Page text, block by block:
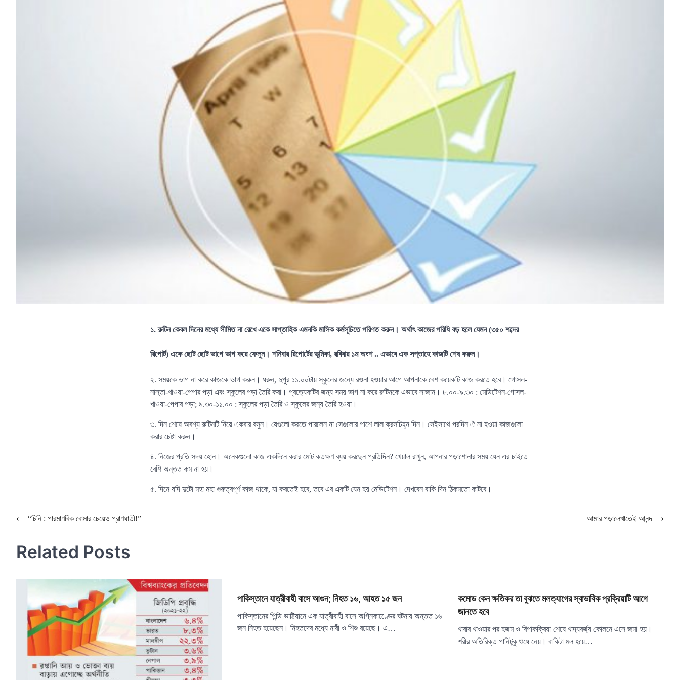
১. রুটিন কেবল দিনের মধ্যে সীমিত না রেখে একে সাপ্তাহিক এমনকি মাসিক কর্মসূচিতে পরিণত করুন। অর্থাৎ কাজের পরিধি বড় হলে যেমন (৩৫০ শব্দের
রিপোর্ট) একে ছোট ছোট ভাগে ভাগ করে ফেলুন। শনিবার রিপোর্টের ভূমিকা, রবিবার ১ম অংশ .. এভাবে এক সপ্তাহে কাজটি শেষ করুন।
২. সময়কে ভাগ না করে কাজকে ভাগ করুন। ধরুন, দুপুর ১১.০০টায় স্কুলের জন্যে রওনা হওয়ার আগে আপনাকে বেশ কয়েকটি কাজ করতে হবে। গোসল-
নাস্তা-খাওয়া-পেপার পড়া এবং স্কুলের পড়া তৈরি করা। প্রত্যেকটির জন্য সময় ভাগ না করে রুটিনকে এভাবে সাজান। ৮.০০-৯.৩০ : মেডিটেশন-গোসল-
খাওয়া-পেপার পড়া; ৯.৩০-১১.০০ : স্কুলের পড়া তৈরি ও স্কুলের জন্য তৈরি হওয়া।
৩. দিন শেষে অবশ্য রুটিনটি নিয়ে একবার বসুন। যেগুলো করতে পারলেন না সেগুলোর পাশে লাল ক্রসচিহ্ন দিন। সেইসাথে পরদিন ঐ না হওয়া কাজগুলো
করার চেষ্টা করুন।
৪. নিজের প্রতি সদয় হোন। অনেকগুলো কাজ একদিনে করার মোট কতক্ষণ ব্যয় করছেন প্রতিদিন? খেয়াল রাখুন, আপনার পড়াশোনার সময় যেন এর চাইতে
বেশি অন্তত কম না হয়।
৫. দিনে যদি দুটো মহা মহা গুরুত্বপূর্ণ কাজ থাকে, যা করতেই হবে, তবে এর একটি যেন হয় মেডিটেশন। দেখবেন বাকি দিন ঠিকমতো কাটবে।
Post
⟵“চিনি : পারমাণবিক বোমার চেয়েও প্রাণঘাতী!” আমার পড়ালেখাতেই আনন্দ⟶
Related Posts
পাকিস্তানে যাত্রীবাহী বাসে আগুন; নিহত ১৬, আহত ১৫ জন
পাকিস্তানের পিন্ডি ভাট্টিয়ানে এক যাত্রীবাহী বাসে অগ্নিকাণ্ডেের ঘটনায় অন্তত ১৬
জন নিহত হয়েছেন। নিহতদের মধ্যে নারী ও শিশু রয়েছে। এ…
কমোড কেন ক্ষতিকর তা বুঝতে মলত্যাগের স্বাভাবিক প্রক্রিয়াটি আগে
জানতে হবে
খাবার খাওয়ার পর হজম ও বিপাকক্রিয়া শেষে খাদ্যবর্জ্য কোলনে এসে জমা হয়।
শরীর অতিরিক্ত পানিটুকু শুষে নেয়। বাকিটা মল হয়ে…